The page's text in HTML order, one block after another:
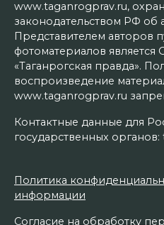
www.taganrogprav.ru,
законодательством РФ об
Представителем авторов
фотоматериалов
«Таганрогская правда».
воспроизведение
www.taganrogprav.ru
Контактные данные для
государственных органов:
Политика
информации
Согласие на обработку